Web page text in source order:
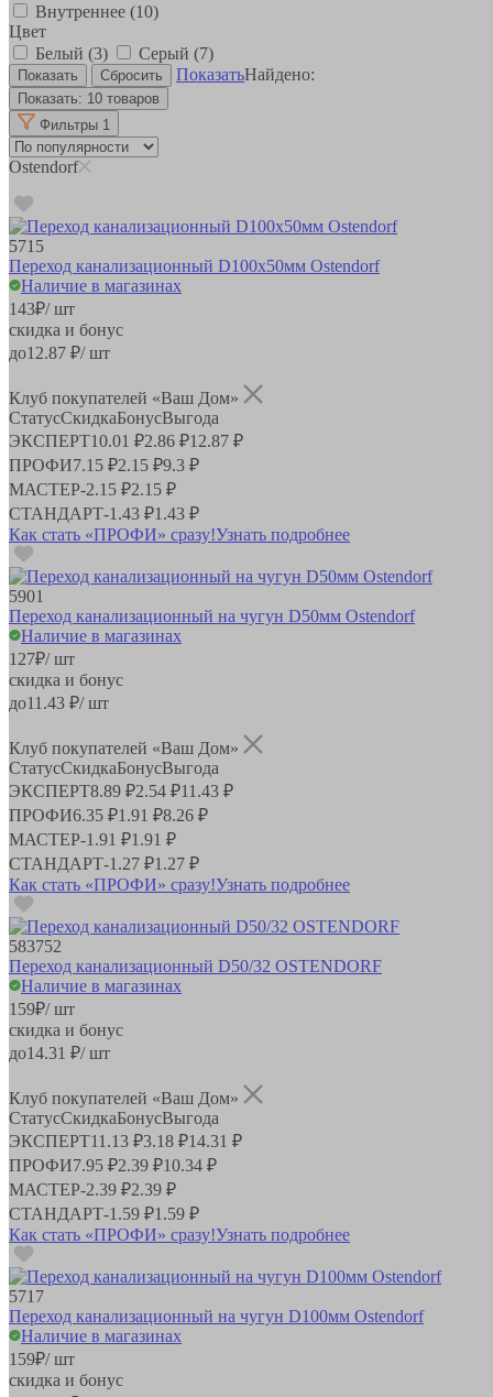
Внутреннее (10)
Цвет
Белый (3) Серый (7)
ПоказатьНайдено:
Показать: 10 товаров
Фильтры 1
Ostendorf
5715
Переход канализационный D100x50мм Ostendorf
Наличие в магазинах
143₽/ шт
скидка и бонус
до12.87 ₽/ шт
Клуб покупателей «Ваш Дом»
СтатусСкидкаБонусВыгода
ЭКСПЕРТ10.01 ₽2.86 ₽12.87 ₽
ПРОФИ7.15 ₽2.15 ₽9.3 ₽
МАСТЕР-2.15 ₽2.15 ₽
СТАНДАРТ-1.43 ₽1.43 ₽
Как стать «ПРОФИ» сразу!Узнать подробнее
5901
Переход канализационный на чугун D50мм Ostendorf
Наличие в магазинах
127₽/ шт
скидка и бонус
до11.43 ₽/ шт
Клуб покупателей «Ваш Дом»
СтатусСкидкаБонусВыгода
ЭКСПЕРТ8.89 ₽2.54 ₽11.43 ₽
ПРОФИ6.35 ₽1.91 ₽8.26 ₽
МАСТЕР-1.91 ₽1.91 ₽
СТАНДАРТ-1.27 ₽1.27 ₽
Как стать «ПРОФИ» сразу!Узнать подробнее
583752
Переход канализационный D50/32 OSTENDORF
Наличие в магазинах
159₽/ шт
скидка и бонус
до14.31 ₽/ шт
Клуб покупателей «Ваш Дом»
СтатусСкидкаБонусВыгода
ЭКСПЕРТ11.13 ₽3.18 ₽14.31 ₽
ПРОФИ7.95 ₽2.39 ₽10.34 ₽
МАСТЕР-2.39 ₽2.39 ₽
СТАНДАРТ-1.59 ₽1.59 ₽
Как стать «ПРОФИ» сразу!Узнать подробнее
5717
Переход канализационный на чугун D100мм Ostendorf
Наличие в магазинах
159₽/ шт
скидка и бонус